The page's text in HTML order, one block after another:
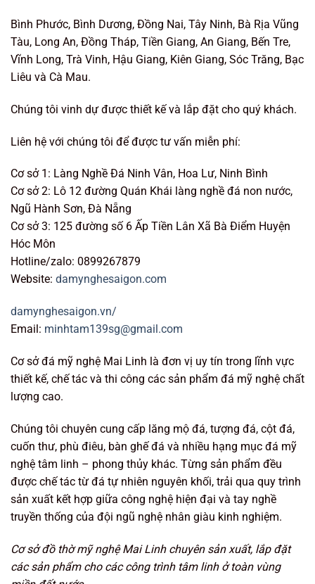
Bình Phước, Bình Dương, Đồng Nai, Tây Ninh, Bà Rịa Vũng
Tàu, Long An, Đồng Tháp, Tiền Giang, An Giang, Bến Tre,
Vĩnh Long, Trà Vinh, Hậu Giang, Kiên Giang, Sóc Trăng, Bạc
Liêu và Cà Mau.
Chúng tôi vinh dự được thiết kế và lắp đặt cho quý khách.
Liên hệ với chúng tôi để được tư vấn miễn phí:
Cơ sở 1: Làng Nghề Đá Ninh Vân, Hoa Lư, Ninh Bình
Cơ sở 2: Lô 12 đường Quán Khái làng nghề đá non nước,
Ngũ Hành Sơn, Đà Nẵng
Cơ sở 3: 125 đường số 6 Ấp Tiền Lân Xã Bà Điểm Huyện
Hóc Môn
Hotline/zalo: 0899267879
Website: damynghesaigon.com
damynghesaigon.vn/
Email: minhtam139sg@gmail.com
Cơ sở đá mỹ nghệ Mai Linh là đơn vị uy tín trong lĩnh vực
thiết kế, chế tác và thi công các sản phẩm đá mỹ nghệ chất
lượng cao.
Chúng tôi chuyên cung cấp lăng mộ đá, tượng đá, cột đá,
cuốn thư, phù điêu, bàn ghế đá và nhiều hạng mục đá mỹ
nghệ tâm linh – phong thủy khác. Từng sản phẩm đều
được chế tác từ đá tự nhiên nguyên khối, trải qua quy trình
sản xuất kết hợp giữa công nghệ hiện đại và tay nghề
truyền thống của đội ngũ nghệ nhân giàu kinh nghiệm.
Cơ sở đồ thờ mỹ nghệ Mai Linh chuyên sản xuất, lắp đặt
các sản phẩm cho các công trình tâm linh ở toàn vùng